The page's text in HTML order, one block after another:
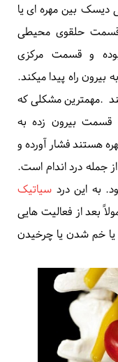
دیسک بین مهره ای یا
حلقوی محیطی
و قسمت مرکزی
راه پیدا میکند.
.مهمترین مشکلی که
قسمت بیرون زده به
هستند فشار آورده و
جمله درد اندام است.
به این درد سیاتیک
بعد از فعالیت هایی
یا خم شدن یا چرخیدن